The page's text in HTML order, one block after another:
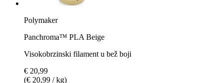
Polymaker
Panchroma™ PLA Beige
Visokobrzinski filament u bež boji
€ 20,99
(€ 20,99 / kg)